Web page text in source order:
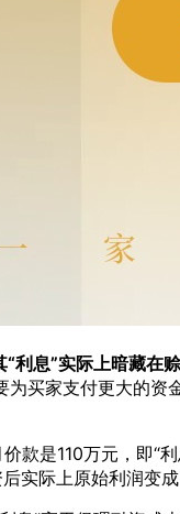
利息”实际上暗藏在
买家支付更大的
款是110万元，即“
实际上原始利润变成